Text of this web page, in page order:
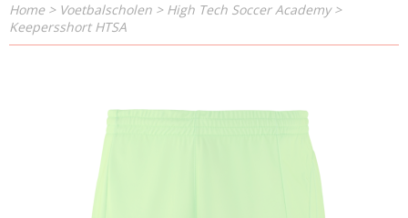
Home> Voetbalscholen > High Tech Soccer Academy>
Keepersshort HTSA